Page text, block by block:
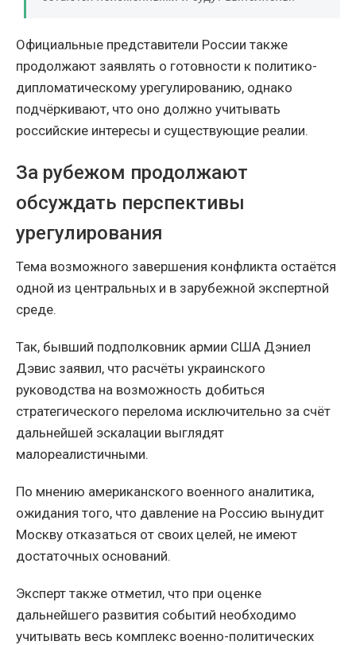
Официальные представители России также
продолжают заявлять о готовности к политико-
дипломатическому урегулированию, однако
подчёркивают, что оно должно учитывать
российские интересы и существующие реалии.
За рубежом продолжают
обсуждать перспективы
урегулирования
Тема возможного завершения конфликта остаётся
одной из центральных и в зарубежной экспертной
среде.
Так, бывший подполковник армии США Дэниел
Дэвис заявил, что расчёты украинского
руководства на возможность добиться
стратегического перелома исключительно за счёт
дальнейшей эскалации выглядят
малореалистичными.
По мнению американского военного аналитика,
ожидания того, что давление на Россию вынудит
Москву отказаться от своих целей, не имеют
достаточных оснований.
Эксперт также отметил, что при оценке
дальнейшего развития событий необходимо
учитывать весь комплекс военно-политических